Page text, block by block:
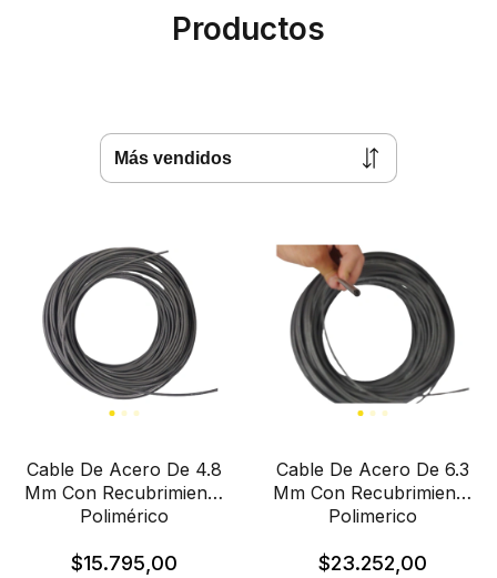
Productos
Cable De Acero De 4.8
Mm Con Recubrimiento
Polimérico
$15.795,00
Cable De Acero De 6.3
Mm Con Recubrimiento
Polimerico
$23.252,00